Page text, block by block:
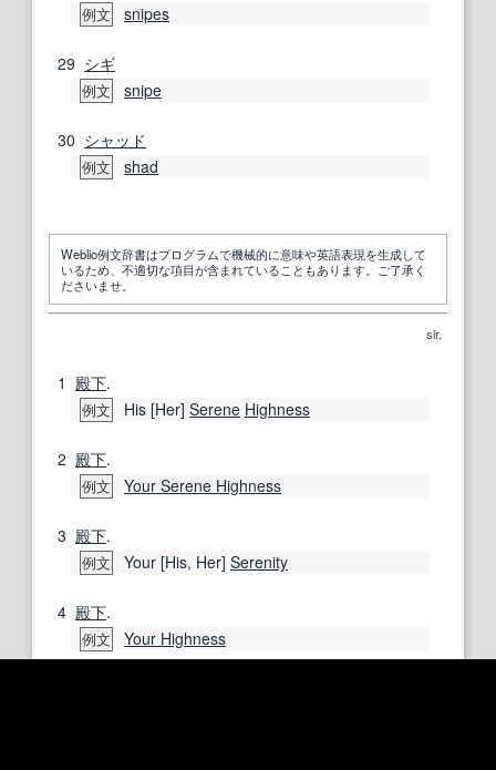
例文 snipes
29 シギ
例文 snipe
30 シャッド
例文 shad
Weblio例文辞書はプログラムで機械的に意味や英語表現を生成して
いるため、不適切な項目が含まれていることもあります。ご了承く
ださいませ。
sir.
1 殿下.
例文 His [Her] Serene Highness
2 殿下.
例文 Your Serene Highness
3 殿下.
例文 Your [His, Her] Serenity
4 殿下.
例文 Your Highness